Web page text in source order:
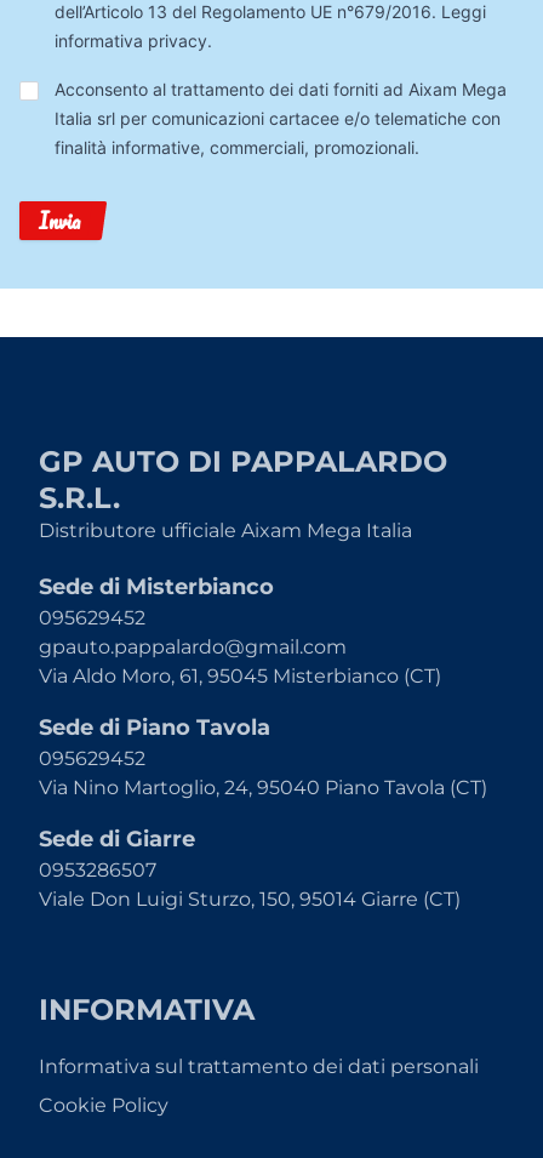
dell’Articolo 13 del Regolamento UE n°679/2016. Leggi
informativa privacy.
Trattamento
Dati
Acconsento al trattamento dei dati forniti ad Aixam Mega
Italia srl per comunicazioni cartacee e/o telematiche con
finalità informative, commerciali, promozionali.
Invia
GP AUTO DI PAPPALARDO
S.R.L.
Distributore ufficiale Aixam Mega Italia
Sede di Misterbianco
095629452
gpauto.pappalardo@gmail.com
Via Aldo Moro, 61, 95045 Misterbianco (CT)
Sede di Piano Tavola
095629452
Via Nino Martoglio, 24, 95040 Piano Tavola (CT)
Sede di Giarre
0953286507
Viale Don Luigi Sturzo, 150, 95014 Giarre (CT)
INFORMATIVA
Informativa sul trattamento dei dati personali
Cookie Policy